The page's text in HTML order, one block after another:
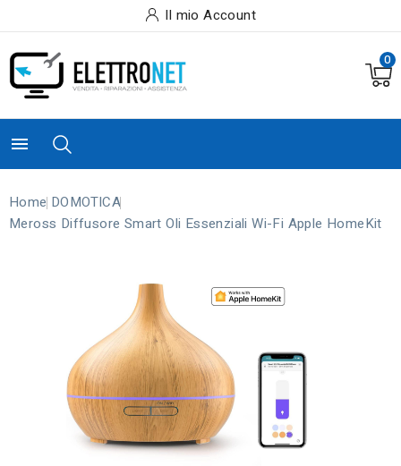
Il mio Account
0

Home DOMOTICA
Meross Diffusore Smart Oli Essenziali Wi-Fi Apple HomeKit